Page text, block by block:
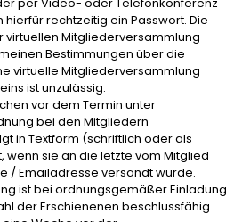
rechtzeitig ein Passwort. Die
virtuellen Mitgliederversammlung
Bestimmungen über die
virtuelle Mitgliederversammlung
ist unzulässig.
vor dem Termin unter
bei den Mitgliedern
in Textform (schriftlich oder als
wenn sie an die letzte vom Mitglied
/ Emailadresse versandt wurde.
ist bei ordnungsgemäßer Einladung
der Erschienenen beschlussfähig.